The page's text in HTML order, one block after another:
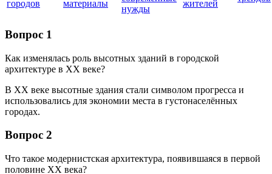
городов
материалы
нужды
жителей
Вопрос 1
Как изменялась роль высотных зданий в городской
архитектуре в XX веке?
В XX веке высотные здания стали символом прогресса и
использовались для экономии места в густонаселённых
городах.
Вопрос 2
Что такое модернистская архитектура, появившаяся в первой
половине XX века?